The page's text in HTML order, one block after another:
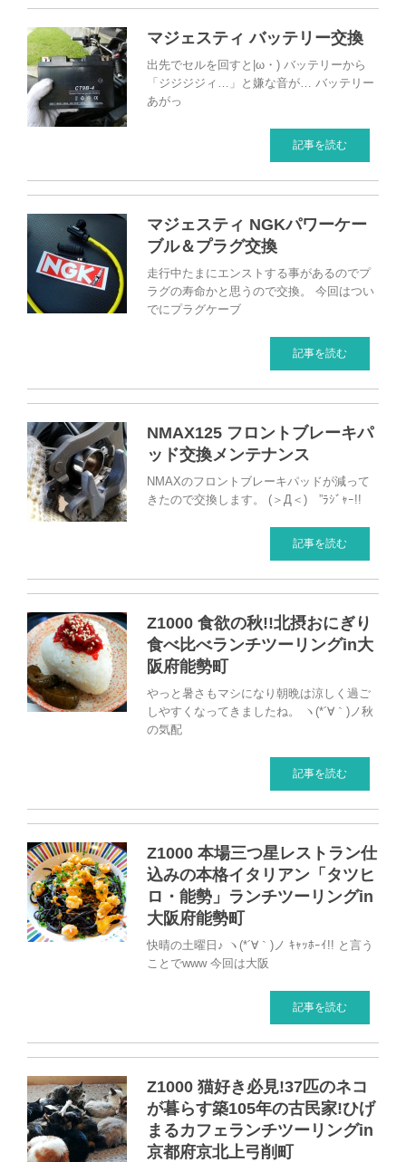
マジェスティ バッテリー交換
出先でセルを回すと|ω・) バッテリーから
「ジジジジィ…」と嫌な音が… バッテリー
あがっ
記事を読む
マジェスティ NGKパワーケー
ブル＆プラグ交換
走行中たまにエンストする事があるのでプ
ラグの寿命かと思うので交換。 今回はつい
でにプラグケーブ
記事を読む
NMAX125 フロントブレーキパ
ッド交換メンテナンス
NMAXのフロントブレーキパッドが減って
きたので交換します。 (＞Д＜)ゝ”ﾗｼﾞｬｰ!!
記事を読む
Z1000 食欲の秋!!北摂おにぎり
食べ比べランチツーリングin大
阪府能勢町
やっと暑さもマシになり朝晩は涼しく過ご
しやすくなってきましたね。 ヽ(*´∀｀)ノ秋
の気配
記事を読む
Z1000 本場三つ星レストラン仕
込みの本格イタリアン「タツヒ
ロ・能勢」ランチツーリングin
大阪府能勢町
快晴の土曜日♪ ヽ(*´∀｀)ノ ｷｬｯﾎｰｲ!! と言う
ことでwww 今回は大阪
記事を読む
Z1000 猫好き必見!37匹のネコ
が暮らす築105年の古民家!ひげ
まるカフェランチツーリングin
京都府京北上弓削町